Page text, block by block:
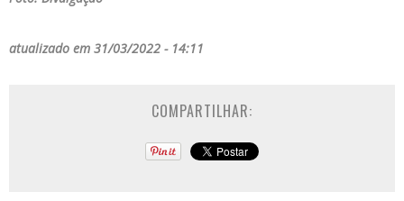
atualizado em 31/03/2022 - 14:11
COMPARTILHAR: